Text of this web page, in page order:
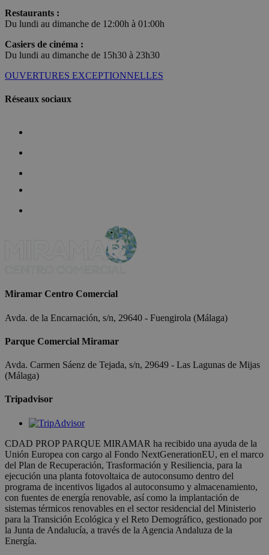
Restaurants :
Du lundi au dimanche de 12:00h à 01:00h
Casiers de cinéma :
Du lundi au dimanche de 15h30 à 23h30
OUVERTURES EXCEPTIONNELLES
Réseaux sociaux
Miramar Centro Comercial
Avda. de la Encarnación, s/n, 29640 - Fuengirola (Málaga)
Parque Comercial Miramar
Avda. Carmen Sáenz de Tejada, s/n, 29649 - Las Lagunas de Mijas
(Málaga)
Tripadvisor
CDAD PROP PARQUE MIRAMAR ha recibido una ayuda de la
Unión Europea con cargo al Fondo NextGenerationEU, en el marco
del Plan de Recuperación, Trasformación y Resiliencia, para la
ejecución una planta fotovoltaica de autoconsumo dentro del
programa de incentivos ligados al autoconsumo y almacenamiento,
con fuentes de energía renovable, así como la implantación de
sistemas térmicos renovables en el sector residencial del Ministerio
para la Transición Ecológica y el Reto Demográfico, gestionado por
la Junta de Andalucía, a través de la Agencia Andaluza de la
Energía.